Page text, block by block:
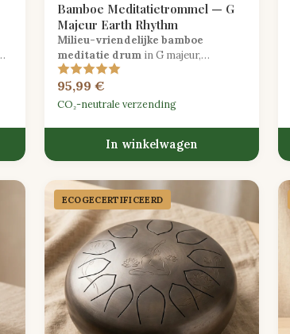
Bamboe Meditatietrommel — G
Majeur Earth Rhythm
Milieu-vriendelijke bamboe
meditatie drum in G majeur,
handgemaakt met traditionele
houtverbindingen voor een warme,
organische resonantie.
95,99 €
CO₂-neutrale verzending
In winkelwagen
ECOGECER­TIFICEERD